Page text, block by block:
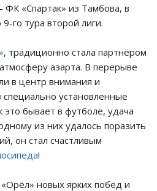
«Спартак» из Тамбова, в
го тура второй лиги.
, традиционно стала партнёром
азарта. В перерыве
в центр внимания и
специально установленные
это бывает в футболе, удача
из них удалось поразить
он стал счастливым
!
новых ярких побед и